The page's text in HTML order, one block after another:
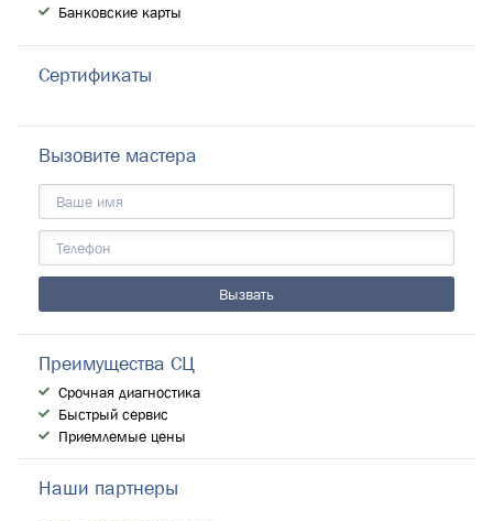
Банковские карты
Сертификаты
Вызовите мастера
Преимущества СЦ
Срочная диагностика
Быстрый сервис
Приемлемые цены
Наши партнеры